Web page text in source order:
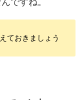
ておきましょう